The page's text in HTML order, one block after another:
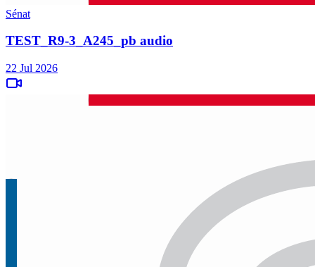
Sénat
TEST_R9-3_A245_pb audio
22 Jul 2026